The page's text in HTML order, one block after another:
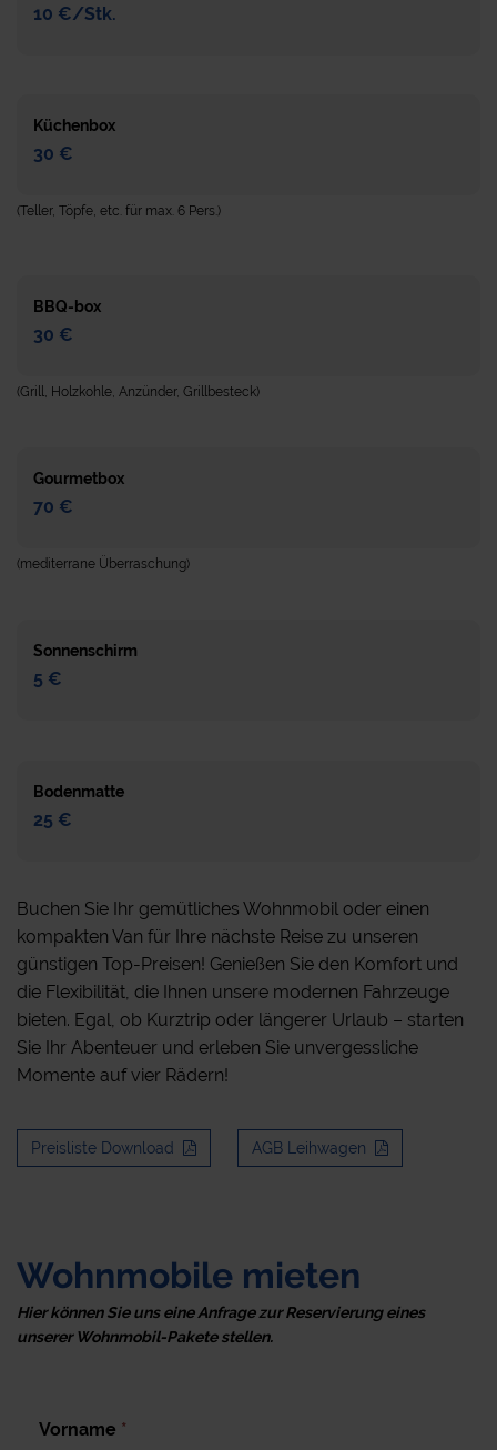
10 €/Stk.
Küchenbox
30 €
(Teller, Töpfe, etc. für max. 6 Pers.)
BBQ-box
30 €
(Grill, Holzkohle, Anzünder, Grillbesteck)
Gourmetbox
70 €
(mediterrane Überraschung)
Sonnenschirm
5 €
Bodenmatte
25 €
Buchen Sie Ihr gemütliches Wohnmobil oder einen
kompakten Van für Ihre nächste Reise zu unseren
günstigen Top-Preisen! Genießen Sie den Komfort und
die Flexibilität, die Ihnen unsere modernen Fahrzeuge
bieten. Egal, ob Kurztrip oder längerer Urlaub – starten
Sie Ihr Abenteuer und erleben Sie unvergessliche
Momente auf vier Rädern!
Preisliste Download AGB Leihwagen
Wohnmobile mieten
Hier können Sie uns eine Anfrage zur Reservierung eines
unserer Wohnmobil-Pakete stellen.
Vorname *